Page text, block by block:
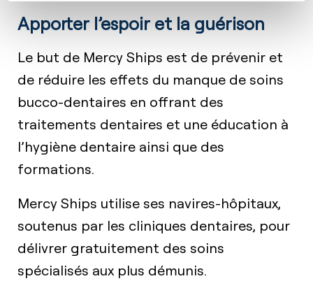
Apporter l’espoir et la guérison
Le but de Mercy Ships est de prévenir et
de réduire les effets du manque de soins
bucco-dentaires en offrant des
traitements dentaires et une éducation à
l’hygiène dentaire ainsi que des
formations.
Mercy Ships utilise ses navires-hôpitaux,
soutenus par les cliniques dentaires, pour
délivrer gratuitement des soins
spécialisés aux plus démunis.